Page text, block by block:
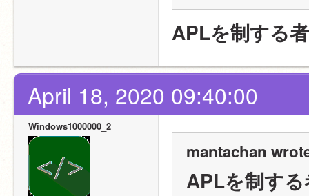
APLを制する
April 18, 2020 09:40:00
Windows1000000_2
mantachan
APLを制す